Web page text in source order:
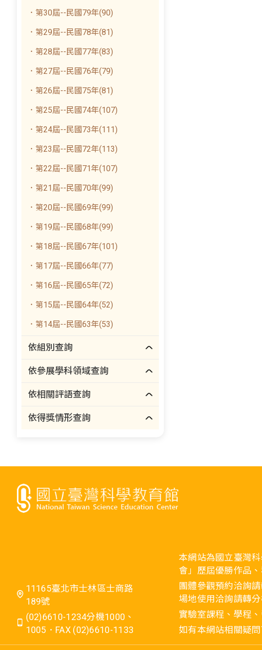
．第30屆--民國79年(90)
．第29屆--民國78年(81)
．第28屆--民國77年(83)
．第27屆--民國76年(79)
．第26屆--民國75年(81)
．第25屆--民國74年(107)
．第24屆--民國73年(111)
．第23屆--民國72年(113)
．第22屆--民國71年(107)
．第21屆--民國70年(99)
．第20屆--民國69年(99)
．第19屆--民國68年(99)
．第18屆--民國67年(101)
．第17屆--民國66年(77)
．第16屆--民國65年(72)
．第15屆--民國64年(52)
．第14屆--民國63年(53)
依組別查詢
依參展學科領域查詢
依相關評語查詢
依得獎情形查詢
11165臺北市士林區士商路
189號
(02)6610-1234分機1000、
1005．FAX (02)6610-1133
本網站為國立臺灣
會」歷屆優勝作品
團體參觀預約洽詢
場地使用洽詢請轉
實驗室課程、學程
如有本網站相關疑